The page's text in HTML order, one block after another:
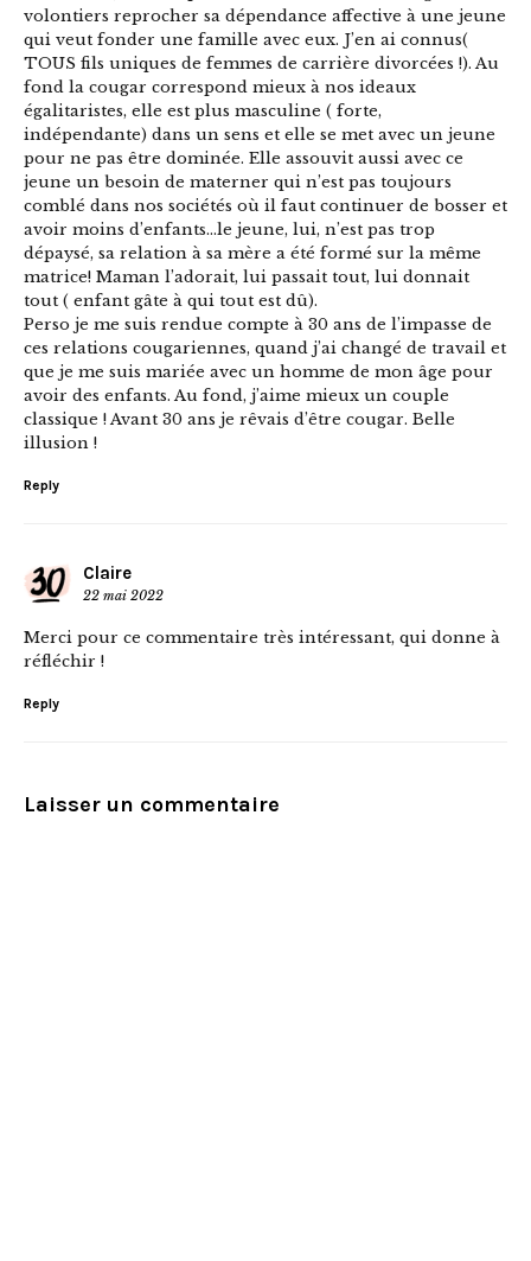
volontiers reprocher sa dépendance affective à une jeune
qui veut fonder une famille avec eux. J’en ai connus(
TOUS fils uniques de femmes de carrière divorcées !). Au
fond la cougar correspond mieux à nos ideaux
égalitaristes, elle est plus masculine ( forte,
indépendante) dans un sens et elle se met avec un jeune
pour ne pas être dominée. Elle assouvit aussi avec ce
jeune un besoin de materner qui n’est pas toujours
comblé dans nos sociétés où il faut continuer de bosser et
avoir moins d’enfants…le jeune, lui, n’est pas trop
dépaysé, sa relation à sa mère a été formé sur la même
matrice! Maman l’adorait, lui passait tout, lui donnait
tout ( enfant gâte à qui tout est dû).
Perso je me suis rendue compte à 30 ans de l’impasse de
ces relations cougariennes, quand j’ai changé de travail et
que je me suis mariée avec un homme de mon âge pour
avoir des enfants. Au fond, j’aime mieux un couple
classique ! Avant 30 ans je rêvais d’être cougar. Belle
illusion !
Reply
Claire
22 mai 2022
Merci pour ce commentaire très intéressant, qui donne à
réfléchir !
Reply
Laisser un commentaire